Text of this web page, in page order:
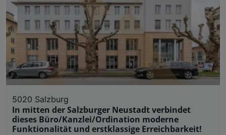
5020 Salzburg
In mitten der Salzburger Neustadt verbindet
dieses Büro/Kanzlei/Ordination moderne
Funktionalität und erstklassige Erreichbarkeit!